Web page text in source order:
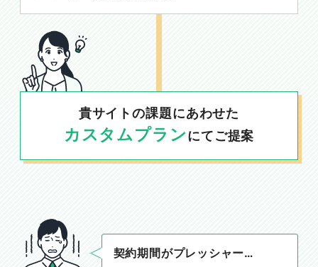
貴サイトの課題にあわせた
カスタムプランにてご提案
契約期間がプレッシャー…